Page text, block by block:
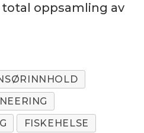
oppsamling av
FISKEHELSE